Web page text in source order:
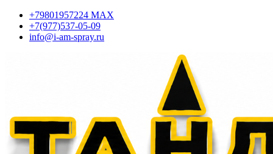
+79801957224 МАХ
+7(977)537-05-09
info@i-am-spray.ru